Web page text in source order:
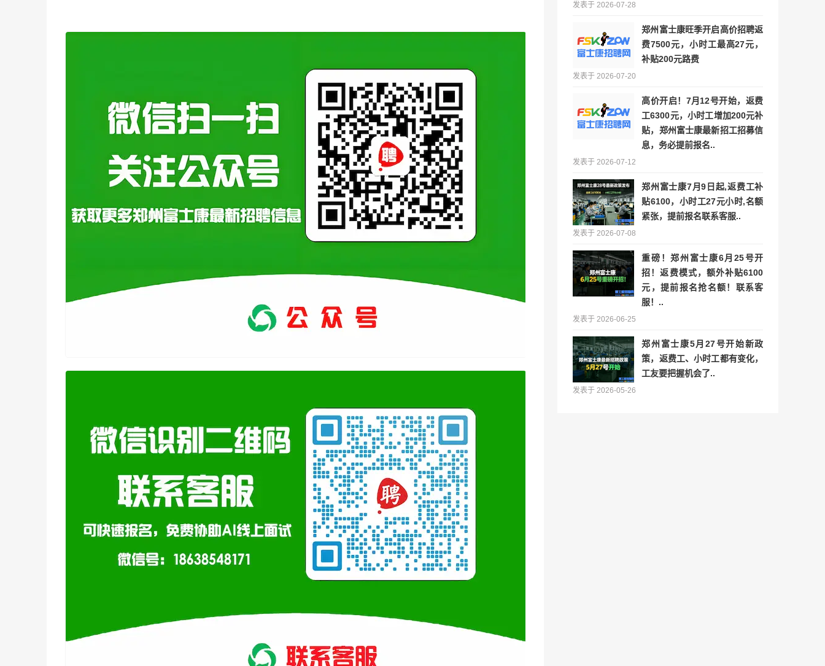
发表于 2026-07-28
郑州富士康旺季开启高价招聘返
费7500元，小时工最高27元，
补贴200元路费
发表于 2026-07-20
高价开启！7月12号开始，返费
工6300元，小时工增加200元补
贴，郑州富士康最新招工招募信
息，务必提前报名..
发表于 2026-07-12
郑州富士康7月9日起,返费工补
贴6100，小时工27元小时,名额
紧张，提前报名联系客服..
发表于 2026-07-08
重磅！郑州富士康6月25号开
招！返费模式，额外补贴6100
元，提前报名抢名额！联系客
服！..
发表于 2026-06-25
郑州富士康5月27号开始新政
策，返费工、小时工都有变化，
工友要把握机会了..
发表于 2026-05-26